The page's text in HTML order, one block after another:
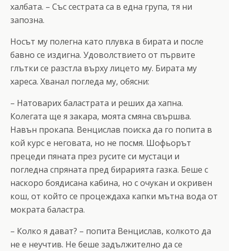
халбата. – Със сестрата са в една група, тя ни
запозна.
Носът му полегна като плувка в бирата и после
бавно се издигна. Удоволствието от първите
глътки се разстла върху лицето му. Бирата му
хареса. Хванал погледа му, обясни:
– Натоварих баластрата и реших да хапна.
Колегата ще я закара, моята смяна свършва.
Навън прокапа. Венцислав поиска да го попита в
кой курс е неговата, но не посмя. Шофьорът
прецеди пяната през русите си мустаци и
погледна спряната пред бирарията газка. Беше с
наскоро боядисана кабина, но с очукан и окривен
кош, от който се процеждаха капки мътна вода от
мократа баластра.
– Колко я дават? – попита Венцислав, колкото да
не е неучтив. Не беше задължително да се